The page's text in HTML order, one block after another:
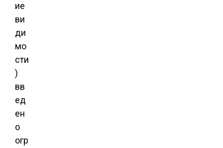
ие
ви
ди
мо
сти
)
вв
ед
ен
о
огр